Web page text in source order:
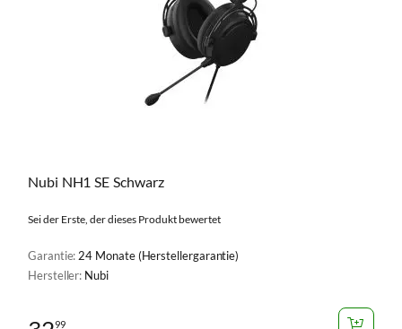
Nubi NH1 SE Schwarz
Sei der Erste, der dieses Produkt bewertet
Garantie: 24 Monate (Herstellergarantie)
Hersteller: Nubi
99